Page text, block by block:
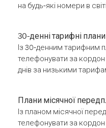
на будь-які номери в
30-денні тарифні плани
Із 30-денним тарифним
телефонувати за кордон
днів за низькими
Плани місячної
Із планом місячної
телефонувати за кордон